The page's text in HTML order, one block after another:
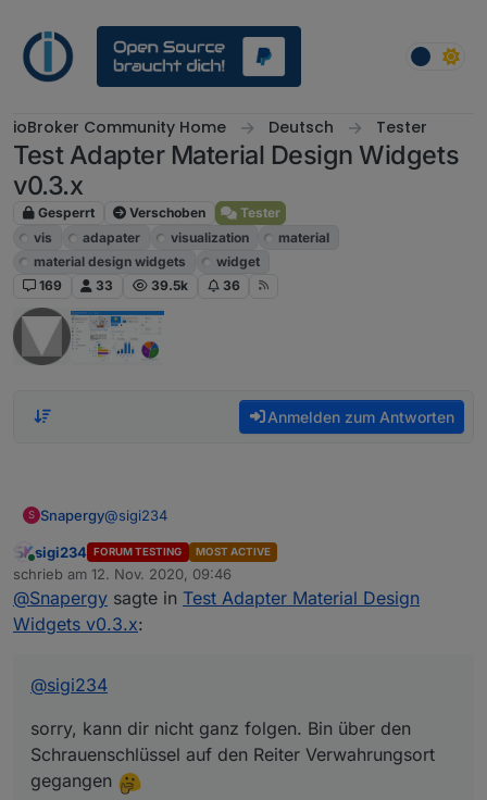
ioBroker Community Home Deutsch Tester
Test Adapter Material Design Widgets
v0.3.x
Gesperrt Verschoben
Tester
vis
adapater visualization
material
material design widgets
widget
169
33 39.5k 36
Anmelden zum Antworten
S Snapergy@sigi234
sorry, kann dir nicht ganz folgen. Bin über den
Schrauenschlüssel auf den Reiter Verwahrungsort
gegangen
Online
sigi234 FORUM TESTING MOST ACTIVE
schrieb am 12. Nov. 2020, 09:46
zuletzt editiert von
@Snapergy sagte in Test Adapter Material Design
Widgets v0.3.x:
@sigi234
sorry, kann dir nicht ganz folgen. Bin über den
Schrauenschlüssel auf den Reiter Verwahrungsort
gegangen